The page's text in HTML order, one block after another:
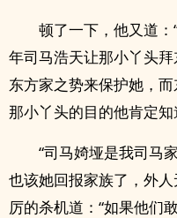
顿了一下，他又道
年司马浩天让那小丫头
东方家之势来保护她，
那小丫头的目的他肯定
“司马婍垭是我司马
也该她回报家族了，外
厉的杀机道：“如果他们